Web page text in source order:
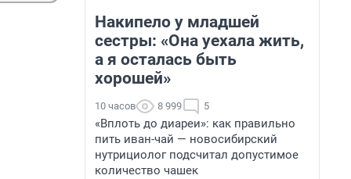
Накипело у младшей
сестры: «Она уехала жить,
а я осталась быть
хорошей»
10 часов 8 999 5
«Вплоть до диареи»: как правильно
пить иван-чай — новосибирский
нутрициолог подсчитал допустимое
количество чашек